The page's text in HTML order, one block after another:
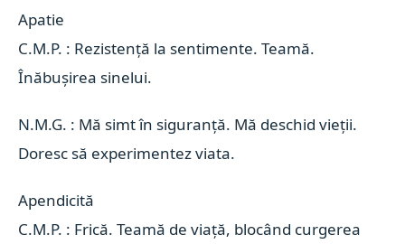
Apatie
C.M.P. : Rezistență la sentimente. Teamă.
Înăbușirea sinelui.
N.M.G. : Mă simt în siguranță. Mă deschid vieții.
Doresc să experimentez viata.
Apendicită
C.M.P. : Frică. Teamă de viață, blocând curgerea